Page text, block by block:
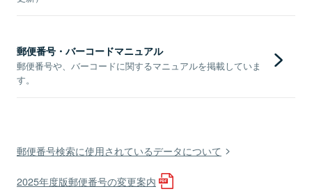
郵便番号・バーコードマニュアル
郵便番号や、バーコードに関するマニュアルを掲載していま
す。
郵便番号検索に使用されているデータについて
2025年度版郵便番号の変更案内